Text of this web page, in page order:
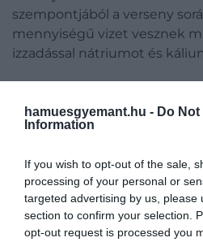
hamuesgyemant.hu - Do
Information
If you wish to opt-out of the sale,
processing of your personal or
targeted advertising by us, please
section to confirm your selection.
opt-out request is processed you
szempontjából a verseny
mennyiségű vizet vesznek
izzadással nátriumot és
Ha tovább olvasnál: